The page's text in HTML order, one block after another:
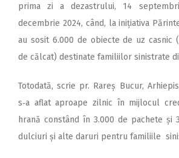
prima zi a dezastrului, 14
decembrie 2024, când, la inițiativa
au sosit 6.000 de obiecte de uz casnic
de călcat) destinate familiilor sinistrate
Totodată, scrie pr. Rareș Bu­cur,
s‑a aflat aproape zilnic în mijlocul
hrană constând în 3.000 de pachete și
dulciuri și alte daruri pentru familiile